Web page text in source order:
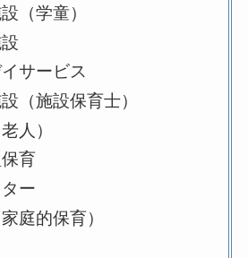
（学童）
サービス
（施設保育士）
人）
育
ー
庭的保育）